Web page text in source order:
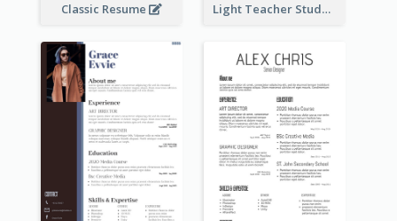
Classic Resume Light Teacher Student Resume